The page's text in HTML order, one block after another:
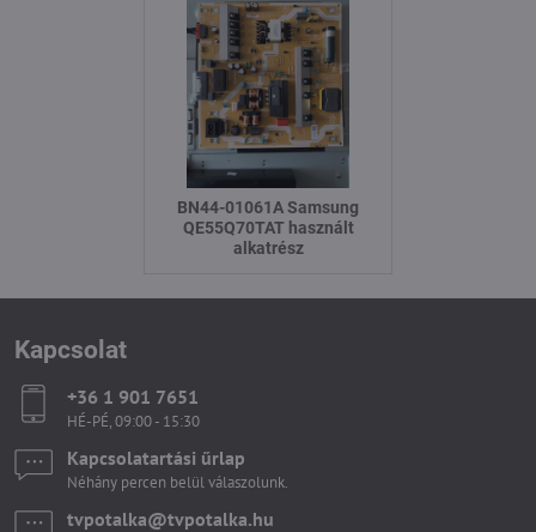
BN44-01061A Samsung
QE55Q70TAT használt
alkatrész
Kapcsolat
+36 1 901 7651
HÉ-PÉ, 09:00 - 15:30
Kapcsolatartási űrlap
Néhány percen belül válaszolunk.
tvpotalka​@tvpotalka​.hu